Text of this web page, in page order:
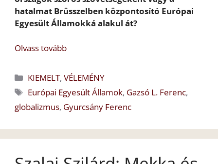
hatalmat Brüsszelben központosító Európai
Egyesült Államokká alakul át?
Olvass tovább
Kategória
KIEMELT,VÉLEMÉNY
Címkék
Európai Egyesült Államok, Gazsó L. Ferenc,
globalizmus, Gyurcsány Ferenc